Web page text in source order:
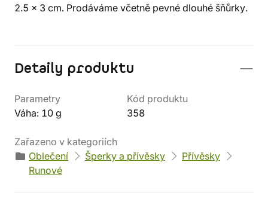
2.5 x 3 cm. Prodáváme včetně pevné dlouhé šňůrky.
Detaily produktu
Parametry
Váha: 10 g
Kód produktu
358
Zařazeno v kategoriích
Oblečení
Šperky a přívěsky
Přívěsky
Runové